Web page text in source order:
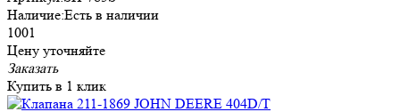
Наличие:Есть в наличии
1001
Цену уточняйте
Заказать
Купить в 1 клик